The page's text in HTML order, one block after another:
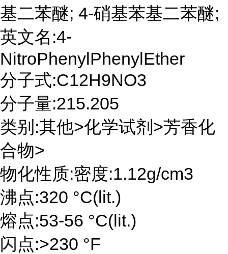
基二苯醚; 4-硝基苯基二苯醚;
英文名:4-
NitroPhenylPhenylEther
分子式:C12H9NO3
分子量:215.205
类别:其他>化学试剂>芳香化
合物>
物化性质:密度:1.12g/cm3
沸点:320 °C(lit.)
熔点:53-56 °C(lit.)
闪点:>230 °F